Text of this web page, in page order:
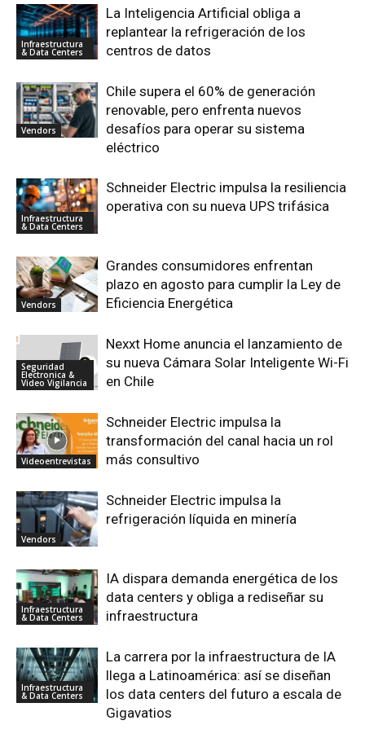
Infraestructura
& Data Centers
La Inteligencia Artificial obliga a
replantear la refrigeración de los
centros de datos
Vendors
Chile supera el 60% de generación
renovable, pero enfrenta nuevos
desafíos para operar su sistema
eléctrico
Infraestructura
& Data Centers
Schneider Electric impulsa la resiliencia
operativa con su nueva UPS trifásica
Vendors
Grandes consumidores enfrentan
plazo en agosto para cumplir la Ley de
Eficiencia Energética
Seguridad
Electronica &
Video Vigilancia
Nexxt Home anuncia el lanzamiento de
su nueva Cámara Solar Inteligente Wi-Fi
en Chile
Videoentrevistas
Schneider Electric impulsa la
transformación del canal hacia un rol
más consultivo
Vendors
Schneider Electric impulsa la
refrigeración líquida en minería
Infraestructura
& Data Centers
IA dispara demanda energética de los
data centers y obliga a rediseñar su
infraestructura
Infraestructura
& Data Centers
La carrera por la infraestructura de IA
llega a Latinoamérica: así se diseñan
los data centers del futuro a escala de
Gigavatios